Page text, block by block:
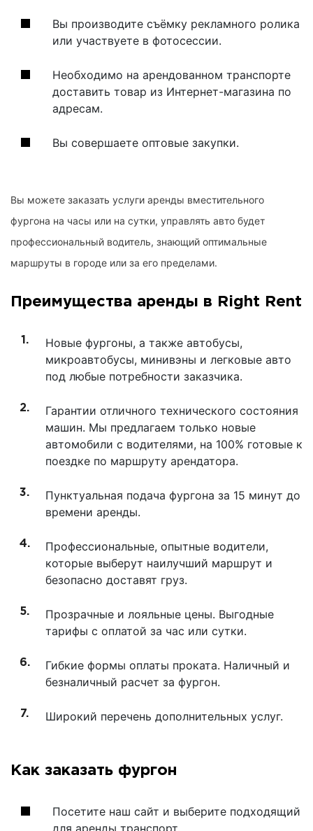
Вы производите съёмку рекламного ролика
или участвуете в фотосессии.
Необходимо на арендованном транспорте
доставить товар из Интернет-магазина по
адресам.
Вы совершаете оптовые закупки.
Вы можете заказать услуги аренды вместительного
фургона на часы или на сутки, управлять авто будет
профессиональный водитель, знающий оптимальные
маршруты в городе или за его пределами.
Преимущества аренды в Right Rent
Новые фургоны, а также автобусы,
микроавтобусы, минивэны и легковые авто
под любые потребности заказчика.
Гарантии отличного технического состояния
машин. Мы предлагаем только новые
автомобили с водителями, на 100% готовые к
поездке по маршруту арендатора.
Пунктуальная подача фургона за 15 минут до
времени аренды.
Профессиональные, опытные водители,
которые выберут наилучший маршрут и
безопасно доставят груз.
Прозрачные и лояльные цены. Выгодные
тарифы с оплатой за час или сутки.
Гибкие формы оплаты проката. Наличный и
безналичный расчет за фургон.
Широкий перечень дополнительных услуг.
Как заказать фургон
Посетите наш сайт и выберите подходящий